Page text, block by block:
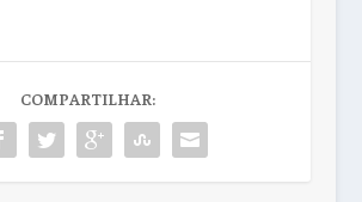
COMPARTILHAR: